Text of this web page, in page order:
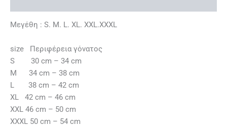
Μεγέθη : S. M. L. XL. XXL.XXXL
size Περιφέρεια γόνατος
S 30 cm – 34 cm
M 34 cm – 38 cm
L 38 cm – 42 cm
XL 42 cm – 46 cm
XXL 46 cm – 50 cm
XXXL 50 cm – 54 cm